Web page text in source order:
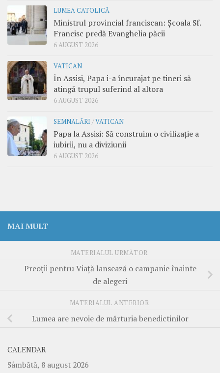
LUMEA CATOLICĂ
Ministrul provincial franciscan: Școala Sf.
Francisc predă Evanghelia păcii
6 AUGUST 2026
VATICAN
În Assisi, Papa i-a încurajat pe tineri să
atingă trupul suferind al altora
6 AUGUST 2026
SEMNALĂRI /VATICAN
Papa la Assisi: Să construim o civilizație a
iubirii, nu a diviziunii
6 AUGUST 2026
MAI MULT
MATERIALUL URMĂTOR
Preoţii pentru Viaţă lansează o campanie înainte
de alegeri
MATERIALUL ANTERIOR
Lumea are nevoie de mărturia benedictinilor
CALENDAR
Sâmbătă, 8 august 2026